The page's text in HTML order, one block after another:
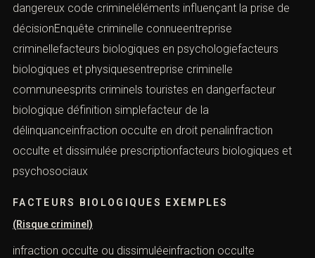
dangereux code crimineléléments influençant la prise de
décisionEnquête criminelle connueentreprise
criminellefacteurs biologiques en psychologiefacteurs
biologiques et physiquesentreprise criminelle
communeesprits criminels touristes en dangerfacteur
biologique définition simplefacteur de la
délinquanceinfraction occulte en droit penalinfraction
occulte et dissimulée prescriptionfacteurs biologiques et
psychosociaux
FACTEURS BIOLOGIQUES EXEMPLES
(Risque criminel)
infraction occulte ou dissimuléeinfraction occulte